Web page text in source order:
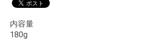
内容量
180g